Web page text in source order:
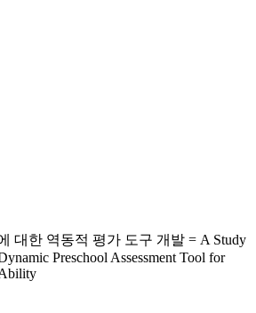
대한 역동적 평가 도구 개발 = A Study
Preschool Assessment Tool for